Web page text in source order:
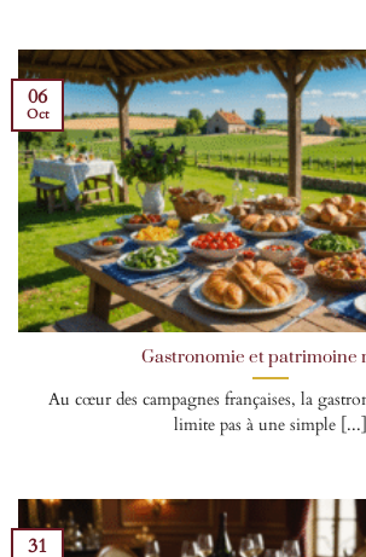
Gastronomie et patrimoine
Au cœur des campagnes françaises, la
limite pas à une simple [...]
06
Oct
31